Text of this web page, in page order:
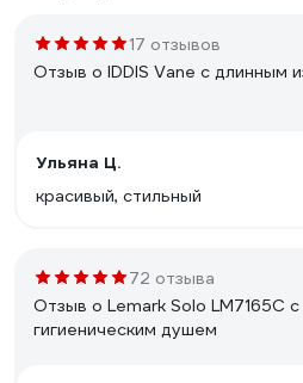
17 отзывов
Отзыв о IDDIS Vane с длинным
Ульяна Ц.
красивый, стильный
72 отзыва
Отзыв о Lemark Solo LM7165C с
гигиеническим душем